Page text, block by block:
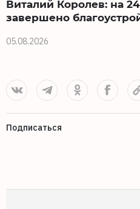
Виталий Королев: на
завершено
05.08.2026
Подписаться